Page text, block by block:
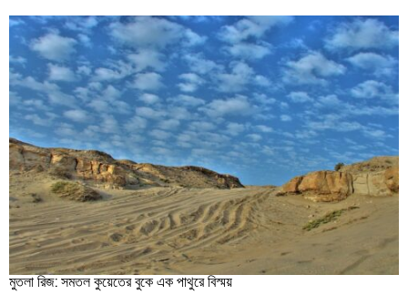
মুতলা রিজ: সমতল কুয়েতের বুকে এক পাথুরে বিস্ময়